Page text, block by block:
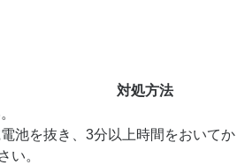
対処方法
池を抜き、3分以上時間をおいて
い。